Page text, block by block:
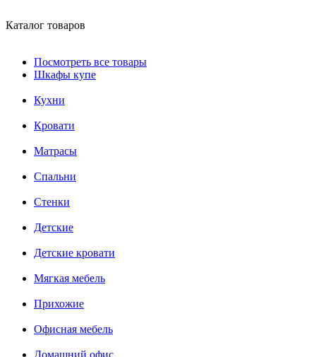
Каталог товаров
Посмотреть все товары
Шкафы купе
Кухни
Кровати
Матрасы
Cпальни
Стенки
Детские
Детские кровати
Мягкая мебель
Прихожие
Офисная мебель
Домашний офис